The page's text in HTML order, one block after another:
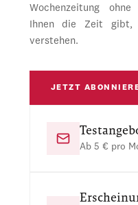
Wochenzeitung
Ihnen die Zeit gibt,
verstehen.
JETZT
Ab 5 € pro